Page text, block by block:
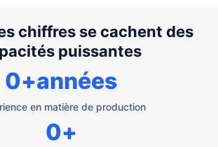
chiffres se cachent des
puissantes
en matière de production
0+années
0+